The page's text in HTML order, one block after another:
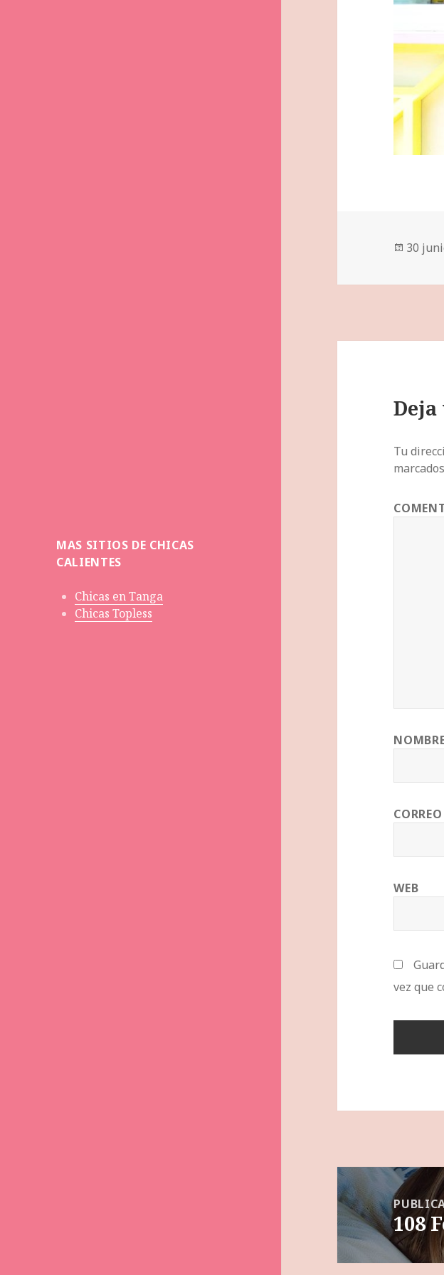
MAS SITIOS DE CHICAS
CALIENTES
Chicas en Tanga
Chicas Topless
30
Tu
WEB
vez que
Navegación
de
entradas108